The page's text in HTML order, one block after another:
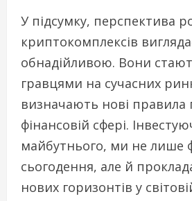
У підсумку, перспектива
криптокомплексів
обнадійливою. Вони
гравцями на сучасних
визначають нові правила
фінансовій сфері.
майбутнього, ми не лише
сьогодення, але й
нових горизонтів у